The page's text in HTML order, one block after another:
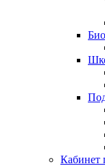
Кабинет